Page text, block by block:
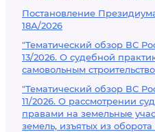
Постановление
18А/2026
"Тематический обзор ВС
13/2026. О судебной
самовольным
"Тематический обзор ВС
11/2026. О рассмотрении
правами на земельные
земель, изъятых из